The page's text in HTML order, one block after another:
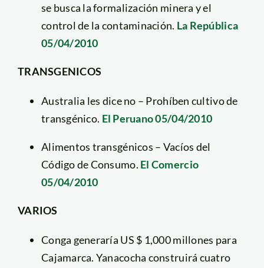
se busca la formalización minera y el
control de la contaminación. La República
05/04/2010
TRANSGENICOS
Australia les dice no – Prohíben cultivo de
transgénico. El Peruano 05/04/2010
Alimentos transgénicos – Vacíos del
Código de Consumo. El Comercio
05/04/2010
VARIOS
Conga generaría US $ 1,000 millones para
Cajamarca. Yanacocha construirá cuatro